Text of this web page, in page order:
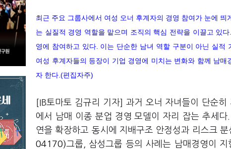
최근 주요 그룹사에서 여성 오너 후계자의 경영 참여가 눈에 띄
는 실질적 경영 역할을 맡으며 조직의 핵심 전략을 이끌고 있
영에 참여하고 있다. 이는 단순한 남녀 역할 구분이 아닌 실
여성 후계자들의 등장이 기업 경영에 미치는 변화와 함께 남
자 한다.(편집자주)
[IB토마토 김규리 기자] 과거 오너 자녀들이 단순
에서 남매 이종 분업 경영 모델이 자리 잡는 추세
연을 확장하고 동시에 지배구조 안정성과 리스크
04170)그룹, 삼성그룹 등의 사례는 남매경영이